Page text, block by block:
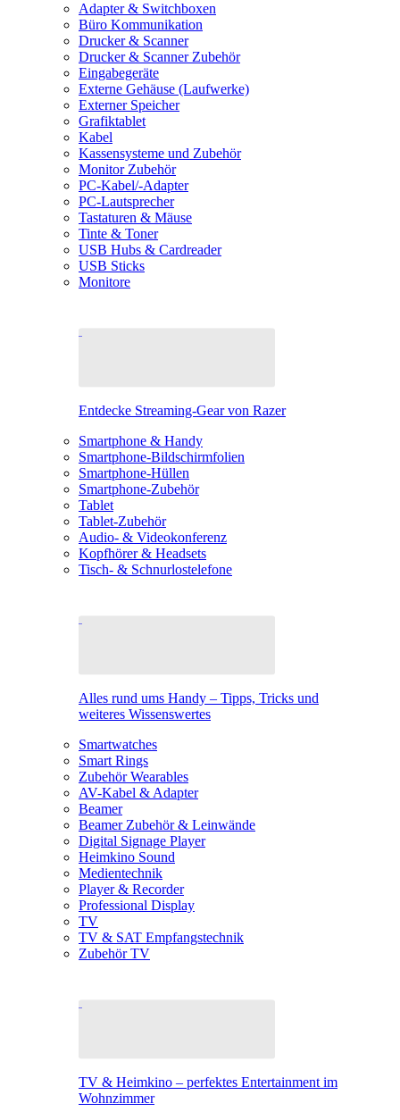
Adapter & Switchboxen
Büro Kommunikation
Drucker & Scanner
Drucker & Scanner Zubehör
Eingabegeräte
Externe Gehäuse (Laufwerke)
Externer Speicher
Grafiktablet
Kabel
Kassensysteme und Zubehör
Monitor Zubehör
PC-Kabel/-Adapter
PC-Lautsprecher
Tastaturen & Mäuse
Tinte & Toner
USB Hubs & Cardreader
USB Sticks
Monitore
Entdecke Streaming-Gear von Razer
Smartphone & Handy
Smartphone-Bildschirmfolien
Smartphone-Hüllen
Smartphone-Zubehör
Tablet
Tablet-Zubehör
Audio- & Videokonferenz
Kopfhörer & Headsets
Tisch- & Schnurlostelefone
Alles rund ums Handy – Tipps, Tricks und
weiteres Wissenswertes
Smartwatches
Smart Rings
Zubehör Wearables
AV-Kabel & Adapter
Beamer
Beamer Zubehör & Leinwände
Digital Signage Player
Heimkino Sound
Medientechnik
Player & Recorder
Professional Display
TV
TV & SAT Empfangstechnik
Zubehör TV
TV & Heimkino – perfektes Entertainment im
Wohnzimmer